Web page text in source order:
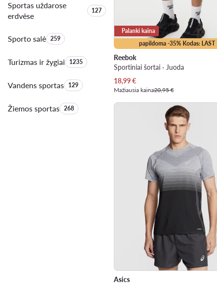
Sportas uždarose
erdvėse
Produktų skaičius:
127
Sporto salėProduktų skaičius:
259
Turizmas ir žygiaiProduktų skaičius:
1235
Vandens sportasProduktų skaičius:
129
Žiemos sportasProduktų skaičius:
268
papildoma -35% Kodas: LAST
Palanki kaina
Reebok
Sportiniai šortai · Juoda
Dabartinė kaina
18,99€
Mažiausia kaina20,95 €
Asics